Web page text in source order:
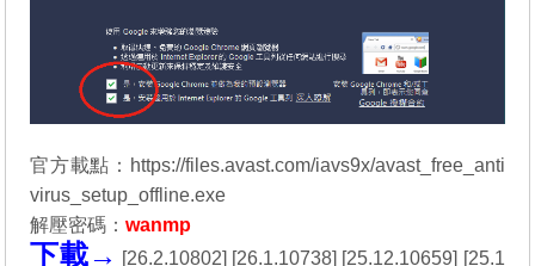
官方載點：https://files.avast.com/iavs9x/avast_free_anti
virus_setup_offline.exe
解壓密碼：wanmp
下載→ [26.2.10802] [26.1.10738] [25.12.10659] [25.1